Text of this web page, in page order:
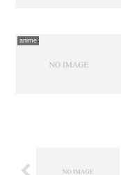
anime